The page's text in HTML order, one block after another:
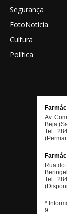
Segurança
FotoNoticia
Cultura
Política